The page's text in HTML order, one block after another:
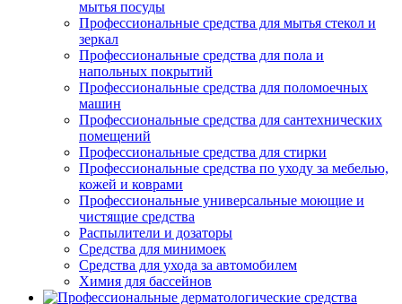
мытья посуды
Профессиональные средства для мытья стекол и
зеркал
Профессиональные средства для пола и
напольных покрытий
Профессиональные средства для поломоечных
машин
Профессиональные средства для сантехнических
помещений
Профессиональные средства для стирки
Профессиональные средства по уходу за мебелью,
кожей и коврами
Профессиональные универсальные моющие и
чистящие средства
Распылители и дозаторы
Средства для минимоек
Средства для ухода за автомобилем
Химия для бассейнов